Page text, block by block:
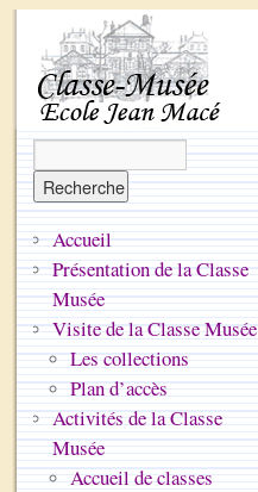
Accueil
Présentation de la Classe
Musée
Visite de la Classe Musée
Les collections
Plan d’accès
Activités de la Classe
Musée
Accueil de classes